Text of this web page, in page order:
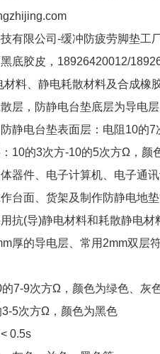
有限公司-缓冲防疲劳脚垫工
底胶皮，18926420012/
材料、静电耗散材料及合成橡
层，防静电台垫底层为导电
静电台垫表面层：电阻10的
10的3次方-10的5次方Ω，颜
器件、电子计算机、电子通
台面、货架及制作防静电地
抗(导)静电材料和耗散静电
厚的导电层、常用2mm双层
7-9次方Ω，颜色为绿色、灰
3-5次方Ω，颜色为黑色
0.5s